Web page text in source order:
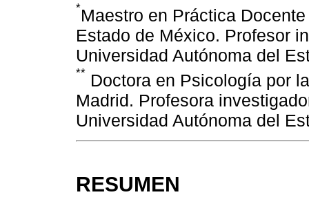
*Maestro en Práctica
Estado de México. Profesor
Universidad Autónoma del
** Doctora en Psicología por
Madrid. Profesora
Universidad Autónoma del
RESUMEN